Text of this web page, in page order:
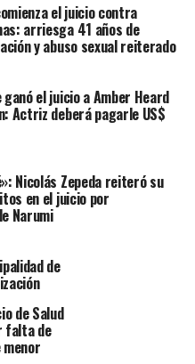
el juicio contra
arriesga 41 años de
y abuso sexual reiterado
ganó el juicio a Amber Heard
Actriz deberá pagarle US$
Nicolás Zepeda reiteró su
en el juicio por
Narumi
de
de Salud
falta de